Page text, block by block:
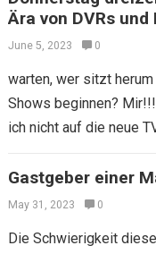
Ära von DVRs
auf neue
June 5, 2023 0
warten, wer sitzt
Shows beginnen?
ich nicht auf die neue
Gastgeber einer
May 31, 2023 0
Die Schwierigkeit